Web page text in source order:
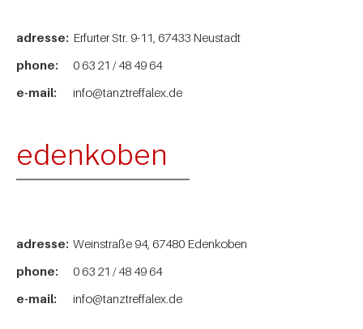
adresse: Erfurter Str. 9-11, 67433 Neustadt
phone:
0 63 21 / 48 49 64
e-mail:
info@tanztreffalex.de
edenkoben
adresse: Weinstraße 94, 67480 Edenkoben
phone:
0 63 21 / 48 49 64
e-mail:
info@tanztreffalex.de